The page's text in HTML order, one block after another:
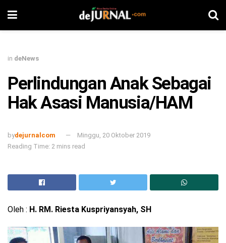
in deNews
Perlindungan Anak Sebagai
Hak Asasi Manusia/HAM
bydejurnalcom
Minggu, 20 Oktober 2019
Reading Time: 2 mins read
Oleh : H. RM. Riesta Kuspriyansyah, SH